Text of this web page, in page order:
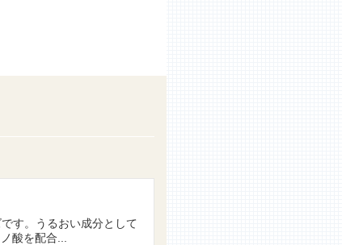
す。うるおい成分として
酸を配合...